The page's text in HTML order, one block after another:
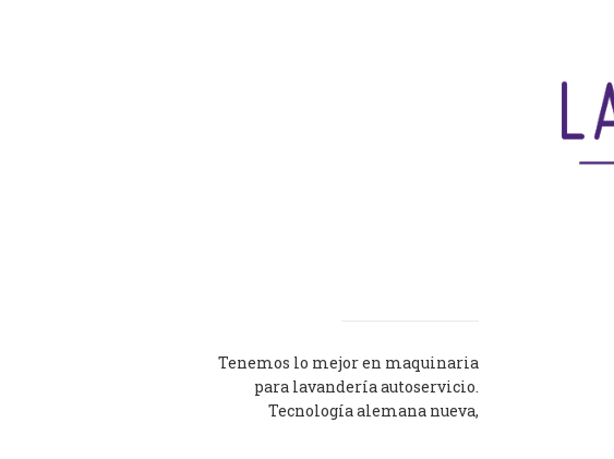
Tenemos lo mejor en maquinaria
para lavandería autoservicio.
Tecnología alemana nueva,